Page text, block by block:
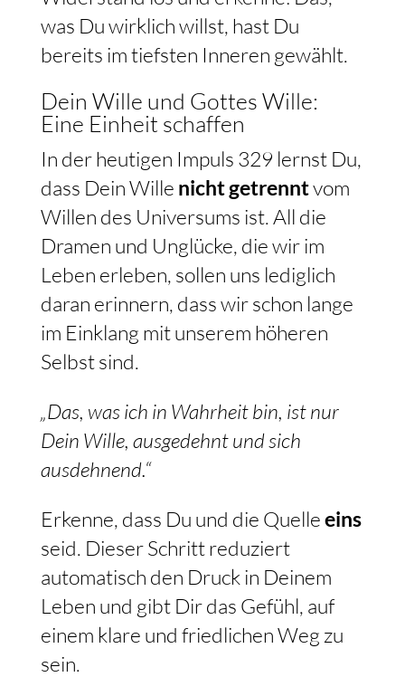
was Du wirklich willst, hast Du
bereits im tiefsten Inneren gewählt.
Dein Wille und Gottes Wille:
Eine Einheit schaffen
In der heutigen Impuls 329 lernst Du,
dass Dein Wille nicht getrenntvom
Willen des Universums ist. All die
Dramen und Unglücke, die wir im
Leben erleben, sollen uns lediglich
daran erinnern, dass wir schon lange
im Einklang mit unserem höheren
Selbst sind.
„Das, was ich in Wahrheit bin, ist nur
Dein Wille, ausgedehnt und sich
ausdehnend.“
Erkenne, dass Du und die Quelleeins
seid. Dieser Schritt reduziert
automatisch den Druck in Deinem
Leben und gibt Dir das Gefühl, auf
einem klare und friedlichen Weg zu
sein.